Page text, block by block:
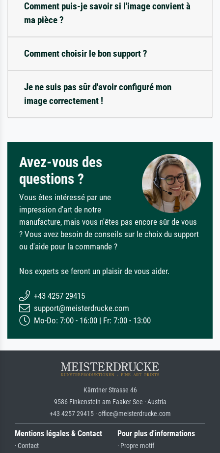
Comment puis-je savoir si l'image convient à
ma pièce ?
Comment choisir le bon support ?
Je ne suis pas sûr d'avoir configuré mon
image correctement !
Avez-vous des
questions ?
Vous êtes intéressé par une
impression d'art de notre
manufacture, mais vous n'êtes pas encore sûr de vous
? Vous avez besoin de conseils sur le choix du support
ou d'aide pour la commande ?
Nos experts se feront un plaisir de vous aider.
+43 4257 29415
support@meisterdrucke.com
Mo-Do: 7:00 - 16:00 | Fr: 7:00 - 13:00
Kärntner Strasse 46
9586 Finkenstein am Faaker See · Austria
+43 4257 29415 · office@meisterdrucke.com
Mentions légales & Contact
· Contact
Pour plus d'informations
· Propre motif